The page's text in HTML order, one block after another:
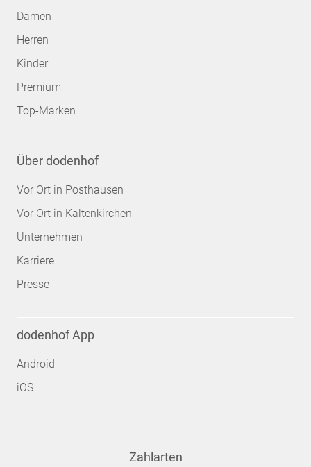
Damen
Herren
Kinder
Premium
Top-Marken
Über dodenhof
Vor Ort in Posthausen
Vor Ort in Kaltenkirchen
Unternehmen
Karriere
Presse
dodenhof App
Android
iOS
Zahlarten